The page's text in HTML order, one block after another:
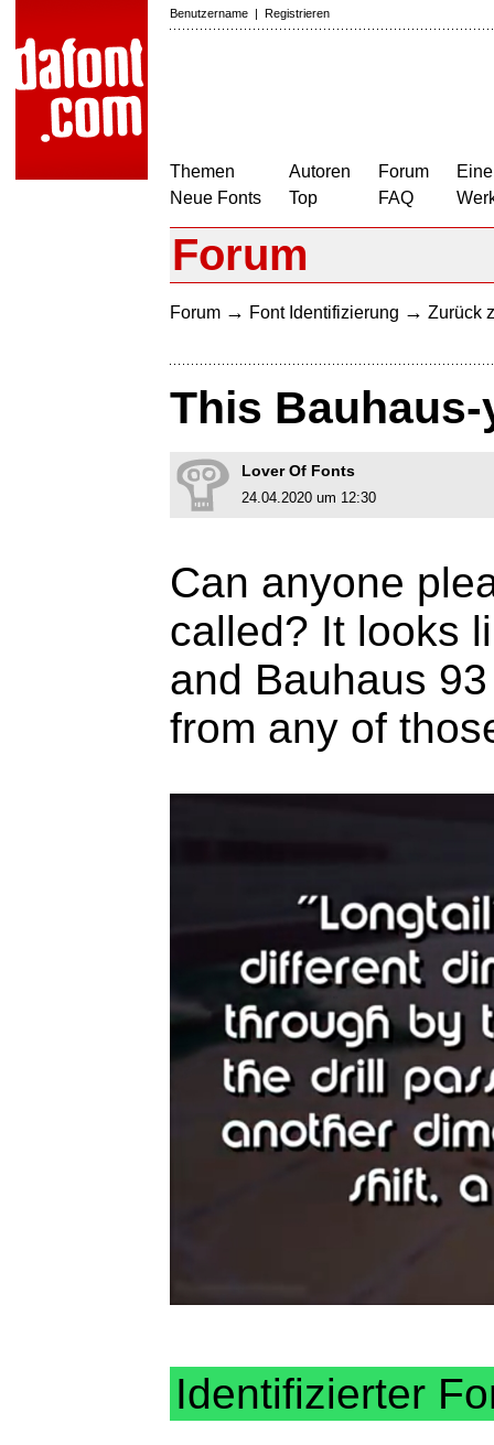
Benutzername | Registrieren
Themen
Neue Fonts
Autoren
Top
Forum
FAQ
Forum
Forum → Font Identifizierung → Zurück
This
Lover Of Fonts
24.04.2020 um 12:30
Can anyone
called? It looks
and Bauhaus
from any of
Identifizierter